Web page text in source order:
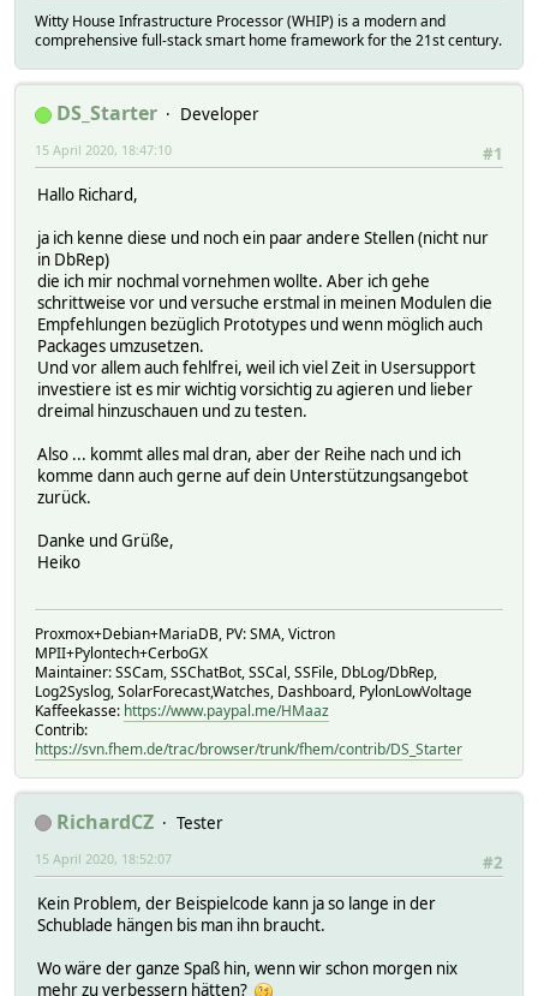
Witty House Infrastructure Processor (WHIP) is a modern and
comprehensive full-stack smart home framework for the 21st century.
DS_Starter
Developer
#1
15 April 2020, 18:47:10
Hallo Richard,
ja ich kenne diese und noch ein paar andere Stellen (nicht nur
in DbRep)
die ich mir nochmal vornehmen wollte. Aber ich gehe
schrittweise vor und versuche erstmal in meinen Modulen die
Empfehlungen bezüglich Prototypes und wenn möglich auch
Packages umzusetzen.
Und vor allem auch fehlfrei, weil ich viel Zeit in Usersupport
investiere ist es mir wichtig vorsichtig zu agieren und lieber
dreimal hinzuschauen und zu testen.
Also ... kommt alles mal dran, aber der Reihe nach und ich
komme dann auch gerne auf dein Unterstützungsangebot
zurück.
Danke und Grüße,
Heiko
Proxmox+Debian+MariaDB, PV: SMA, Victron
MPII+Pylontech+CerboGX
Maintainer: SSCam, SSChatBot, SSCal, SSFile, DbLog/DbRep,
Log2Syslog, SolarForecast,Watches, Dashboard, PylonLowVoltage
Kaffeekasse: https://www.paypal.me/HMaaz
Contrib:
https://svn.fhem.de/trac/browser/trunk/fhem/contrib/DS_Starter
RichardCZ
Tester
#2
15 April 2020, 18:52:07
Kein Problem, der Beispielcode kann ja so lange in der
Schublade hängen bis man ihn braucht.
Wo wäre der ganze Spaß hin, wenn wir schon morgen nix
mehr zu verbessern hätten?